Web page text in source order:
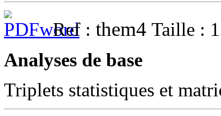
Ref : them4 Taille :
Analyses de base
Triplets statistiques et